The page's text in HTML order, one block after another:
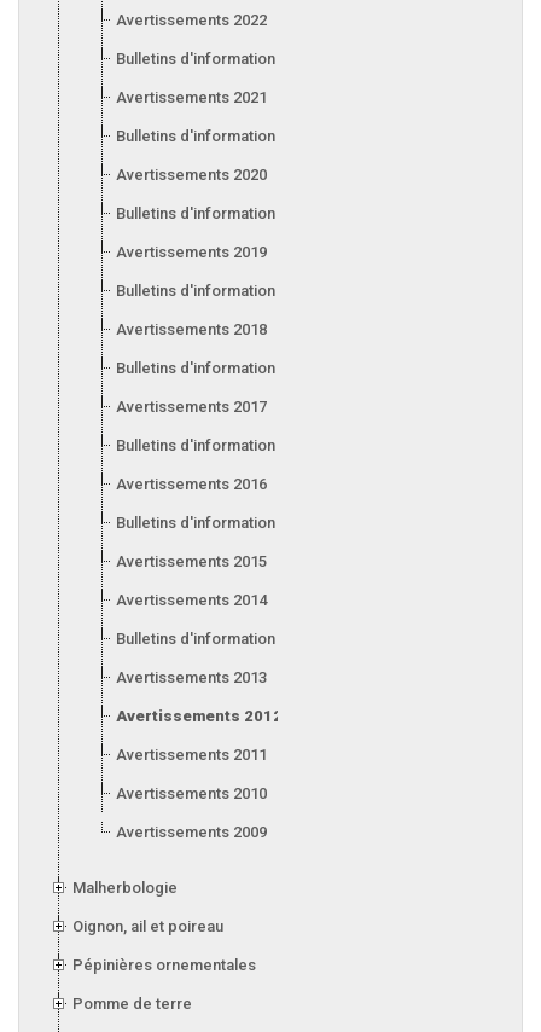
Avertissements 2022
Bulletins d'information 2022
Avertissements 2021
Bulletins d'information 2021
Avertissements 2020
Bulletins d'information 2020
Avertissements 2019
Bulletins d'information 2019
Avertissements 2018
Bulletins d'information 2018
Avertissements 2017
Bulletins d'information 2017
Avertissements 2016
Bulletins d'information 2016
Avertissements 2015
Avertissements 2014
Bulletins d'information 2014
Avertissements 2013
Avertissements 2012
Avertissements 2011
Avertissements 2010
Avertissements 2009
Malherbologie
Oignon, ail et poireau
Pépinières ornementales
Pomme de terre